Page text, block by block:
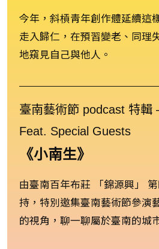
今年，斜槓靑年創作體延續這
走入歸仁，在預習變老、同理
地窺見自己與他人。
臺南藝術節 podcast 特
Feat. Special Guests
《小南生》
由臺南百年布莊 「錦源興」
持，特別邀集臺南藝術節參演
的視角，聊一聊屬於臺南的城